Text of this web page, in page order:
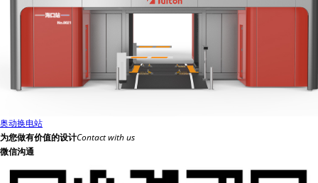
奥动换电站
为您做有价值的设计Contact with us
微信沟通